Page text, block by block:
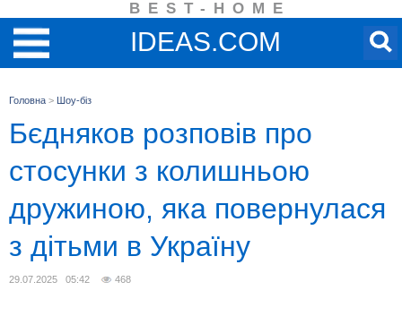
BEST-HOME
IDEAS.COM
Головна > Шоу-біз
Бєдняков розповів про
стосунки з колишньою
дружиною, яка повернулася
з дітьми в Україну
29.07.2025 05:42 468